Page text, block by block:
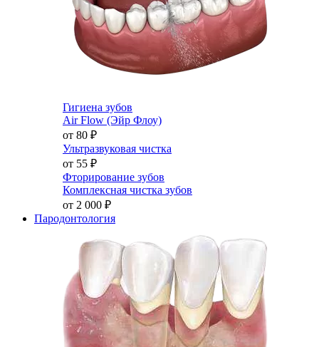
Гигиена зубов
Air Flow (Эйр Флоу)
от 80 ₽
Ультразвуковая чистка
от 55 ₽
Фторирование зубов
Комплексная чистка зубов
от 2 000 ₽
Пародонтология